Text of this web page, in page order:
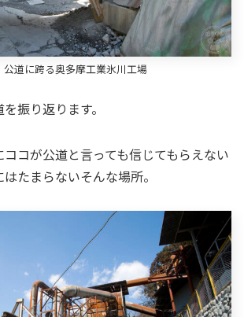
公道に跨る奥多摩工業氷川工場
振り返ります。
コが公道と言っても信じてもらえない
たまらないそんな場所。